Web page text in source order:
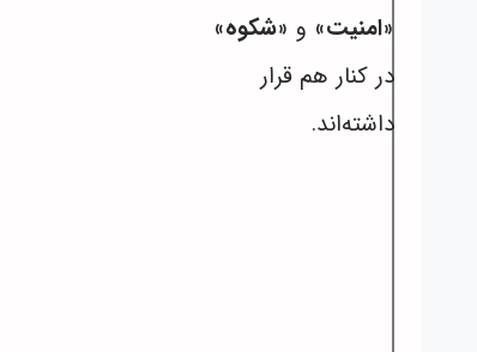
«امنیت» و «شکوه»
در کنار هم قرار
داشته‌اند.